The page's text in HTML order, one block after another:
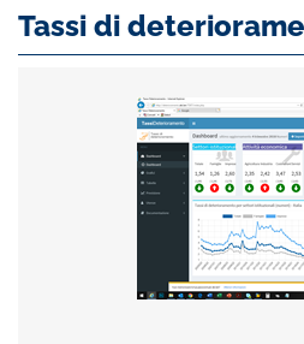
Tassi di